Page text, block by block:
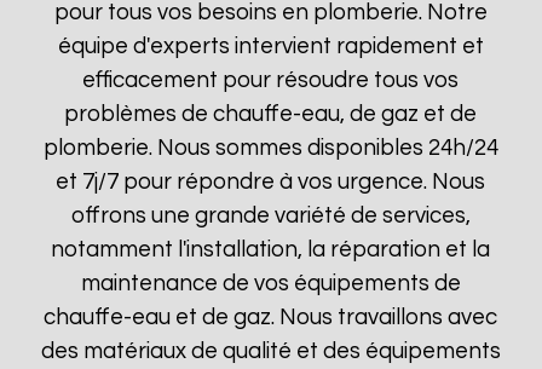
pour tous vos besoins en plomberie. Notre
équipe d'experts intervient rapidement et
efficacement pour résoudre tous vos
problèmes de chauffe-eau, de gaz et de
plomberie. Nous sommes disponibles 24h/24
et 7j/7 pour répondre à vos urgence. Nous
offrons une grande variété de services,
notamment l'installation, la réparation et la
maintenance de vos équipements de
chauffe-eau et de gaz. Nous travaillons avec
des matériaux de qualité et des équipements